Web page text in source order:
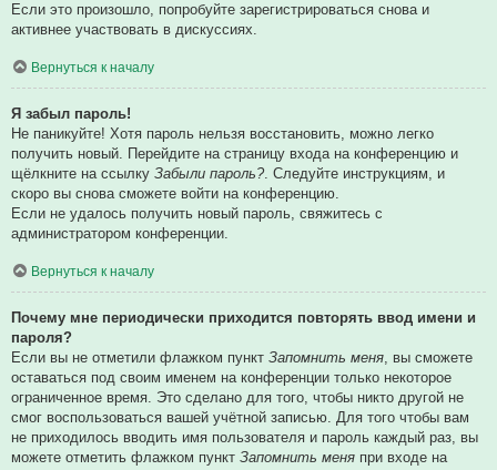
Если это произошло, попробуйте зарегистрироваться снова и
активнее участвовать в дискуссиях.
Вернуться к началу
Я забыл пароль!
Не паникуйте! Хотя пароль нельзя восстановить, можно легко
получить новый. Перейдите на страницу входа на конференцию и
щёлкните на ссылку Забыли пароль?. Следуйте инструкциям, и
скоро вы снова сможете войти на конференцию.
Если не удалось получить новый пароль, свяжитесь с
администратором конференции.
Вернуться к началу
Почему мне периодически приходится повторять ввод имени и
пароля?
Если вы не отметили флажком пункт Запомнить меня , вы сможете
оставаться под своим именем на конференции только некоторое
ограниченное время. Это сделано для того, чтобы никто другой не
смог воспользоваться вашей учётной записью. Для того чтобы вам
не приходилось вводить имя пользователя и пароль каждый раз, вы
можете отметить флажком пункт Запомнить меня при входе на